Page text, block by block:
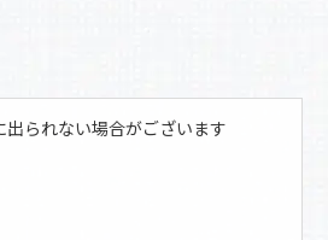
出られない場合がございます